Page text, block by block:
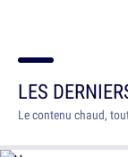
LES
Le contenu chaud,